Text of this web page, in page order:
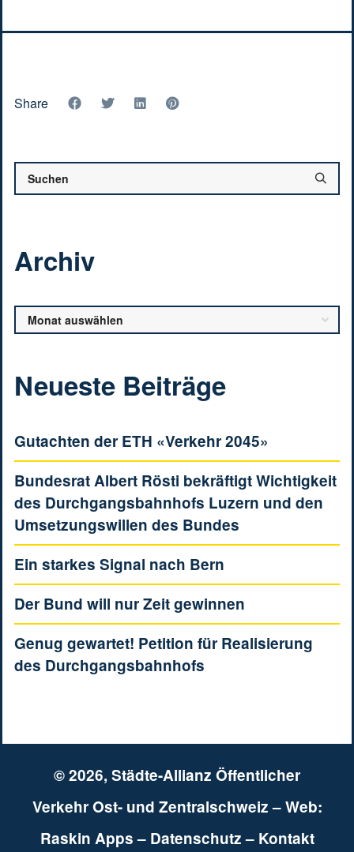
Share
Archiv
Archiv
Neueste Beiträge
Gutachten der ETH «Verkehr 2045»
Bundesrat Albert Rösti bekräftigt Wichtigkeit
des Durchgangsbahnhofs Luzern und den
Umsetzungswillen des Bundes
Ein starkes Signal nach Bern
Der Bund will nur Zeit gewinnen
Genug gewartet! Petition für Realisierung
des Durchgangsbahnhofs
© 2026, Städte-Allianz Öffentlicher
Verkehr Ost- und Zentralschweiz– Web:
Raskin Apps– Datenschutz– Kontakt